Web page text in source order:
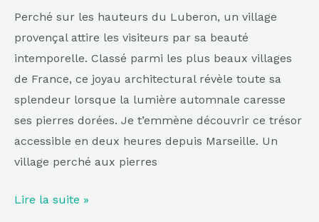
Perché sur les hauteurs du Luberon, un village
provençal attire les visiteurs par sa beauté
intemporelle. Classé parmi les plus beaux villages
de France, ce joyau architectural révèle toute sa
splendeur lorsque la lumière automnale caresse
ses pierres dorées. Je t’emmène découvrir ce trésor
accessible en deux heures depuis Marseille. Un
village perché aux pierres
de
France,
brille
sous
la
lumière
d’automne
Lire la suite »